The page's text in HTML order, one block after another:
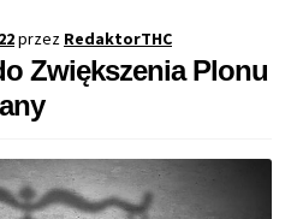
przez RedaktorTHC
Zwiększenia Plonu